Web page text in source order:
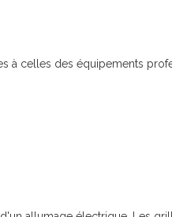
celles des équipements